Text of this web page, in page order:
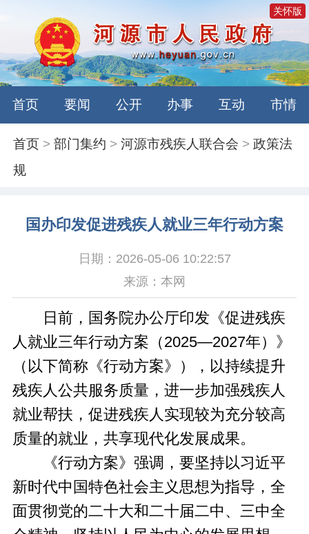
关怀版
首页 要闻 公开 办事 互动 市情
首页 >部门集约 >河源市残疾人联合会 >政策法
规
国办印发促进残疾人就业三年行动方案
日期：2026-05-06 10:22:57
来源：本网
日前，国务院办公厅印发《促进残疾
人就业三年行动方案（2025—2027年）》
（以下简称《行动方案》），以持续提升
残疾人公共服务质量，进一步加强残疾人
就业帮扶，促进残疾人实现较为充分较高
质量的就业，共享现代化发展成果。
《行动方案》强调，要坚持以习近平
新时代中国特色社会主义思想为指导，全
面贯彻党的二十大和二十届二中、三中全